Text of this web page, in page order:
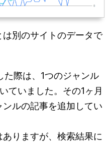
別のサイトのデータで
た際は、1つのジャンル
ていました。その1ヶ月
ルの記事を追加してい
りますが、検索結果に